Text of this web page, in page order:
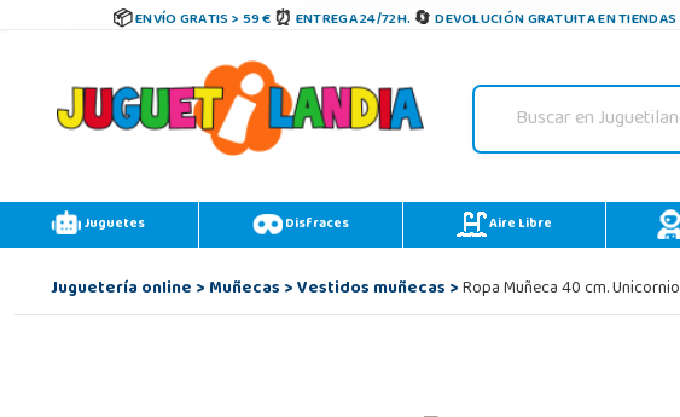
ENVÍO GRATIS > 59 € ENTREGA 24/72H. DEVOLUCIÓN GRATUITA EN TIENDAS
Juguetes Disfraces Aire Libre
Juguetería online>Muñecas>Vestidos muñecas>Ropa Muñeca 40 cm. Unicornio